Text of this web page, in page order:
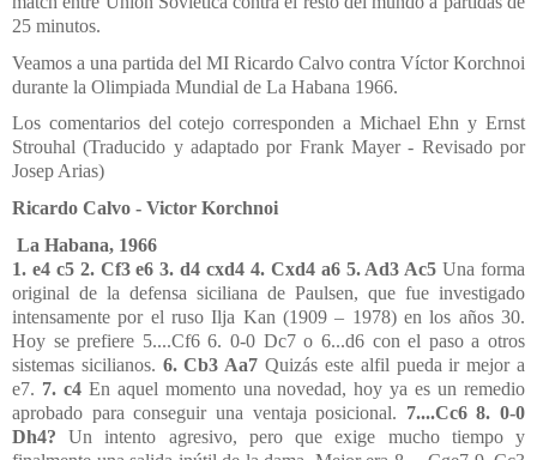
25 minutos.
Veamos a una partida del MI Ricardo Calvo contra Víctor Korchnoi
durante la Olimpiada Mundial de La Habana 1966.
Los comentarios del cotejo corresponden a Michael Ehn y Ernst
Strouhal (Traducido y adaptado por Frank Mayer - Revisado por
Josep Arias)
Ricardo Calvo - Victor Korchnoi
La Habana, 1966
1. e4 c5 2. Cf3 e6 3. d4 cxd4 4. Cxd4 a6 5. Ad3 Ac5 Una forma
original de la defensa siciliana de Paulsen, que fue investigado
intensamente por el ruso Ilja Kan (1909 – 1978) en los años 30.
Hoy se prefiere 5....Cf6 6. 0-0 Dc7 o 6...d6 con el paso a otros
sistemas sicilianos. 6. Cb3 Aa7 Quizás este alfil pueda ir mejor a
e7. 7. c4En aquel momento una novedad, hoy ya es un remedio
aprobado para conseguir una ventaja posicional. 7....Cc6 8. 0-0
Dh4? Un intento agresivo, pero que exige mucho tiempo y